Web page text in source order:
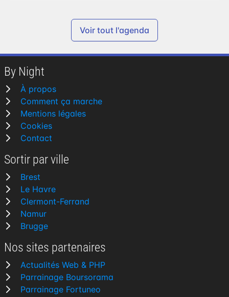
Voir tout l'agenda
By Night
À propos
Comment ça marche
Mentions légales
Cookies
Contact
Sortir par ville
Brest
Le Havre
Clermont-Ferrand
Namur
Brugge
Nos sites partenaires
Actualités Web & PHP
Parrainage Boursorama
Parrainage Fortuneo